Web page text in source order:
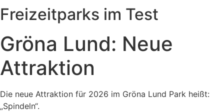
Freizeitparks im Test
Gröna Lund: Neue
Attraktion
Die neue Attraktion für 2026 im Gröna Lund Park heißt:
„Spindeln“.